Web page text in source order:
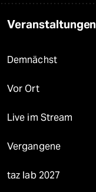
Veranstaltungen
Demnächst
Vor Ort
Live im Stream
Vergangene
taz lab 2027